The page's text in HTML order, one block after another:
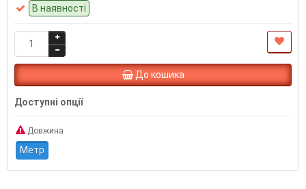
В наявності
До кошика
Доступні опції
Довжина
Метр